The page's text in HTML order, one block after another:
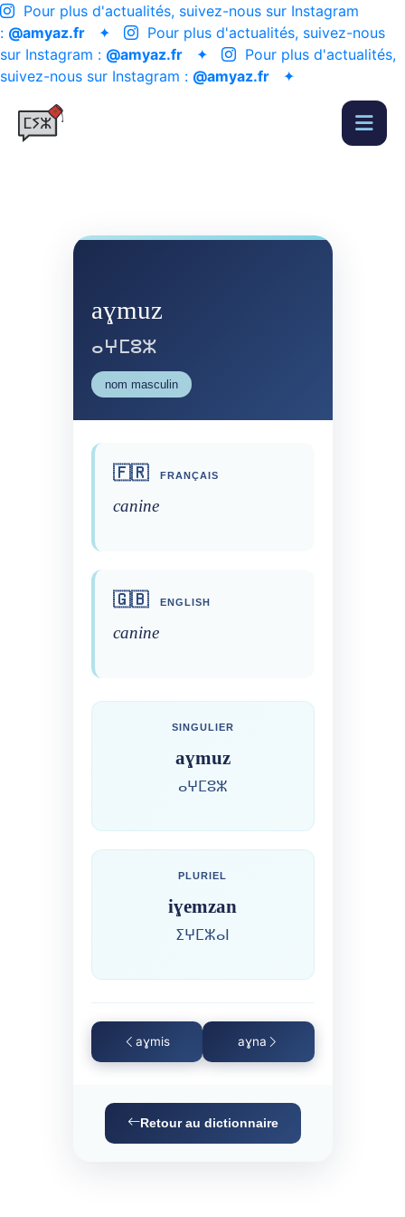
Pour plus d'actualités, suivez-nous sur Instagram
: @amyaz.fr ✦
Pour plus d'actualités, suivez-nous
sur Instagram : @amyaz.fr ✦
Pour plus d'actualités,
suivez-nous sur Instagram : @amyaz.fr ✦
aɣmuz
ⴰⵖⵎⵓⵣ
nom masculin
🇫🇷 FRANÇAIS
canine
🇬🇧 ENGLISH
canine
SINGULIER
aɣmuz
ⴰⵖⵎⵓⵣ
PLURIEL
iɣemzan
ⵉⵖⵎⵣⴰⵏ
aɣmis aɣna
Retour au dictionnaire